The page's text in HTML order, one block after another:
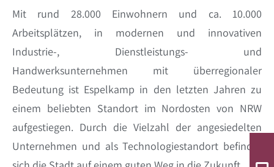
Mit rund 28.000 Einwohnern und ca. 10.000
Arbeitsplätzen, in modernen und innovativen
Industrie-, Dienstleistungs- und
Handwerksunternehmen mit überregionaler
Bedeutung ist Espelkamp in den letzten Jahren zu
einem beliebten Standort im Nordosten von NRW
aufgestiegen. Durch die Vielzahl der angesiedelten
Unternehmen und als Technologiestandort befindet